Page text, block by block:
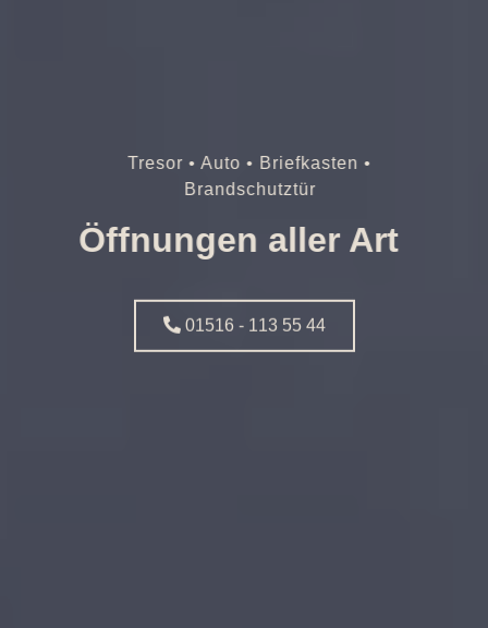
Tresor • Auto • Briefkasten •
Brandschutztür
Öffnungen aller Art
01516 - 113 55 44